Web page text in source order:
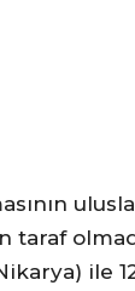
taraf
ile